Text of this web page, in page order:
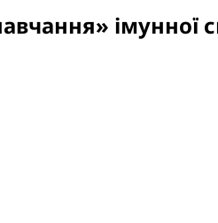
імунної